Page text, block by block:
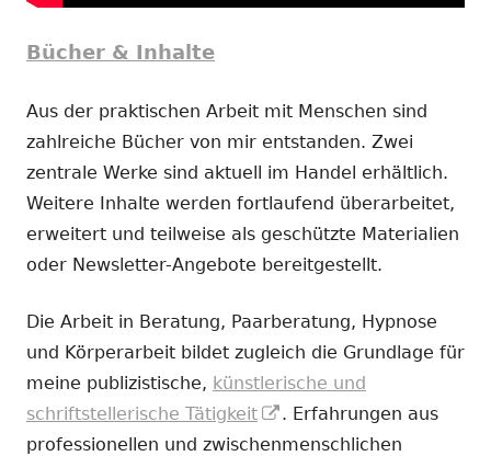
Bücher & Inhalte
Aus der praktischen Arbeit mit Menschen sind
zahlreiche Bücher von mir entstanden. Zwei
zentrale Werke sind aktuell im Handel erhältlich.
Weitere Inhalte werden fortlaufend überarbeitet,
erweitert und teilweise als geschützte Materialien
oder Newsletter-Angebote bereitgestellt.
Die Arbeit in Beratung, Paarberatung, Hypnose
und Körperarbeit bildet zugleich die Grundlage für
meine publizistische, künstlerische und
schriftstellerische Tätigkeit
In
neuem
. Erfahrungen aus
professionellen und zwischenmenschlichen